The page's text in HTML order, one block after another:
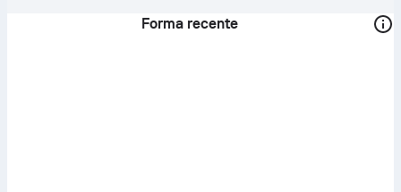
Forma recente